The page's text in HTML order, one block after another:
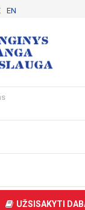
EN
UŽSISAKYTI